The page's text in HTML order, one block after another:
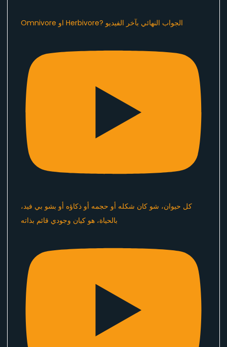
Omnivore او Herbivore? الجواب النهائي بآخر الفيديو
كل حيوان، شو كان شكله أو حجمه أو ذكاؤه أو بشو بي فيد،
بالحياة، هو كيان وجودي قائم بذاته